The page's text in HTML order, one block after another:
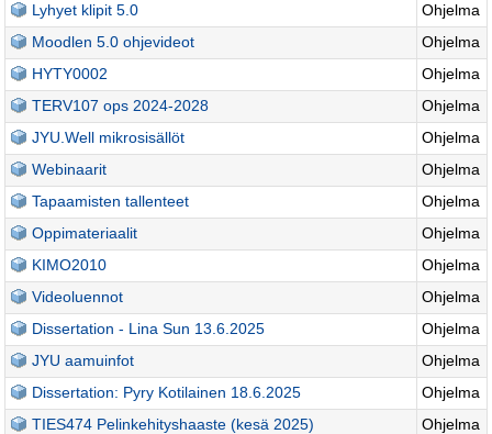
Lyhyet klipit 5.0
Ohjelma
Moodlen 5.0 ohjevideot
Ohjelma
HYTY0002
Ohjelma
TERV107 ops 2024-2028
Ohjelma
JYU.Well mikrosisällöt
Ohjelma
Webinaarit
Ohjelma
Tapaamisten tallenteet
Ohjelma
Oppimateriaalit
Ohjelma
KIMO2010
Ohjelma
Videoluennot
Ohjelma
Dissertation - Lina Sun 13.6.2025
Ohjelma
JYU aamuinfot
Ohjelma
Dissertation: Pyry Kotilainen 18.6.2025
Ohjelma
TIES474 Pelinkehityshaaste (kesä 2025)
Ohjelma